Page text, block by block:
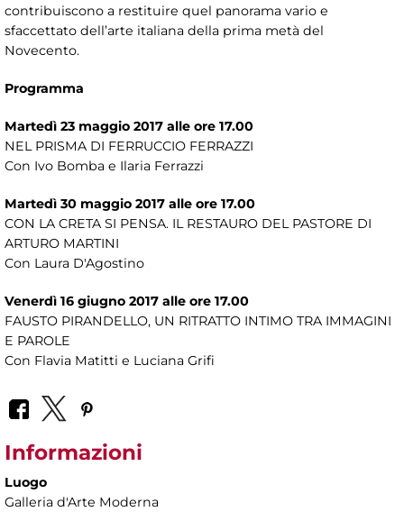
contribuiscono a restituire quel panorama vario e
sfaccettato dell’arte italiana della prima metà del
Novecento.
Programma
Martedì 23 maggio 2017 alle ore 17.00
NEL PRISMA DI FERRUCCIO FERRAZZI
Con Ivo Bomba e Ilaria Ferrazzi
Martedì 30 maggio 2017 alle ore 17.00
CON LA CRETA SI PENSA. IL RESTAURO DEL PASTORE DI
ARTURO MARTINI
Con Laura D'Agostino
Venerdì 16 giugno 2017 alle ore 17.00
FAUSTO PIRANDELLO, UN RITRATTO INTIMO TRA IMMAGINI
E PAROLE
Con Flavia Matitti e Luciana Grifi
Informazioni
Luogo
Galleria d'Arte Moderna